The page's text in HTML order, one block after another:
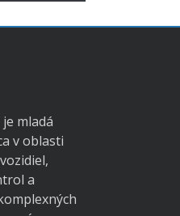
je mladá
v oblasti
a